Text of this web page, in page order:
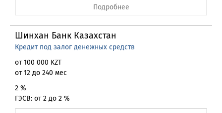
Подробнее
Шинхан Банк Казахстан
Кредит под залог денежных средств
от 100 000 KZT
от 12 до 240 мес
2 %
ГЭСВ: от 2 до 2 %